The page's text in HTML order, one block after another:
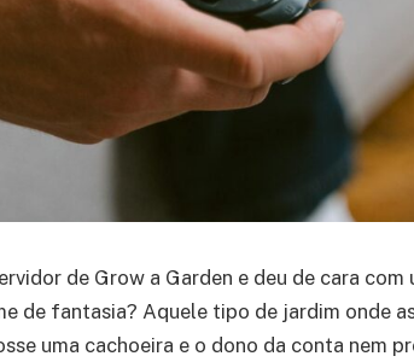
de Grow a Garden e deu de cara
de fantasia? Aquele tipo de jardim onde
uma cachoeira e o dono da conta nem